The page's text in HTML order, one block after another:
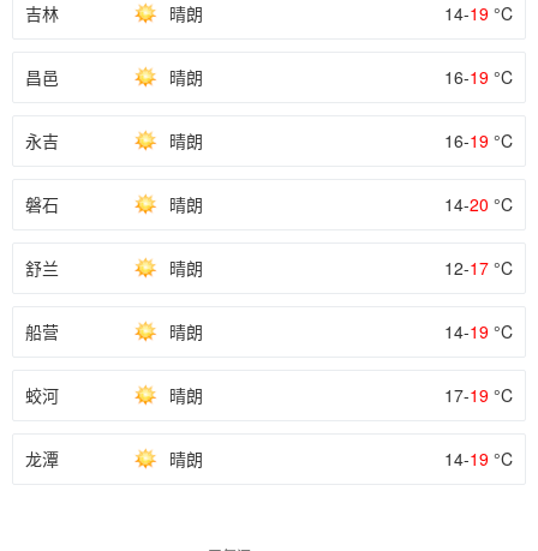
吉林 晴朗 14-19 °C
昌邑 晴朗 16-19 °C
永吉 晴朗 16-19 °C
磐石 晴朗 14-20 °C
舒兰 晴朗 12-17 °C
船营 晴朗 14-19 °C
蛟河 晴朗 17-19 °C
龙潭 晴朗 14-19 °C